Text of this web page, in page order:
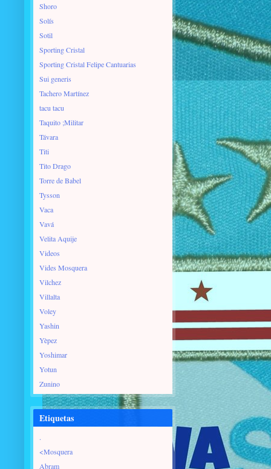
Shoro
Solís
Sotil
Sporting Cristal
Sporting Cristal Felipe Cantuarias
Sui generis
Tachero Martínez
tacu tacu
Taquito ;Militar
Távara
Titi
Tito Drago
Torre de Babel
Tysson
Vaca
Vavá
Velita Aquije
Videos
Vides Mosquera
Vilchez
Villalta
Voley
Yashin
Yèpez
Yoshimar
Yotun
Zunino
Etiquetas
.
<Mosquera
Abram